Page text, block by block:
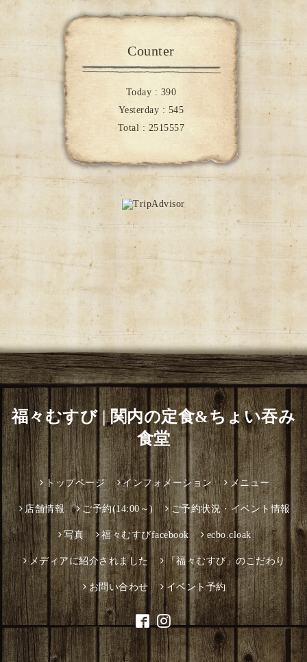
Counter
Today : 390
Yesterday : 545
Total : 2515557
福々むすび | 関内の定食&ちょい吞み
食堂
トップページ インフォメーション メニュー
店舗情報 ご予約(14:00～) ご予約状況・イベント情報
写真 福々むすびfacebook ecbo.cloak
メディアに紹介されました 「福々むすび」のこだわり
お問い合わせ イベント予約